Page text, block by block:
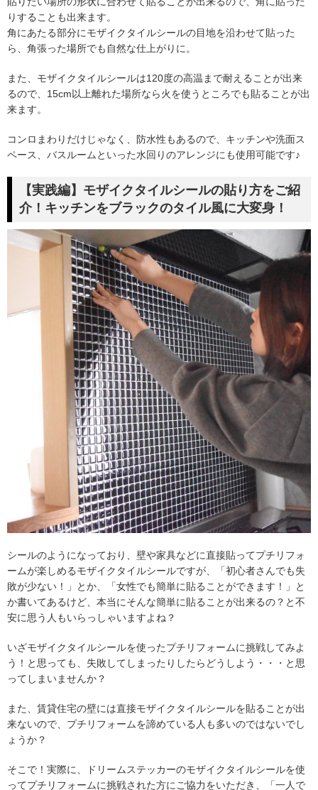
りすることも出来ます。
角にあたる部分にモザイクタイルシールの目地を沿わせて貼った
ら、角張った場所でも自然な仕上がりに。
また、モザイクタイルシールは120度の高温まで耐えることが出来
るので、15cm以上離れた場所なら火を使うところでも貼ることが出
来ます。
コンロまわりだけじゃなく、防水性もあるので、キッチンや洗面ス
ペース、バスルームといった水回りのアレンジにも使用可能です♪
【実践編】モザイクタイルシールの貼り方をご紹
介！キッチンをブラックのタイル風に大変身！
シールのようになっており、壁や家具などに直接貼ってプチリフォ
ームが楽しめるモザイクタイルシールですが、「初心者さんでも失
敗が少ない！」とか、「女性でも簡単に貼ることができます！」と
か書いてあるけど、本当にそんな簡単に貼ることが出来るの？と不
安に思う人もいらっしゃいますよね？
いざモザイクタイルシールを使ったプチリフォームに挑戦してみよ
う！と思っても、失敗してしまったりしたらどうしよう・・・と思
ってしまいませんか？
また、賃貸住宅の壁には直接モザイクタイルシールを貼ることが出
来ないので、プチリフォームを諦めている人も多いのではないでし
ょうか？
そこで！実際に、ドリームステッカーのモザイクタイルシールを使
ってプチリフォームに挑戦された方にご協力をいただき、「一人で